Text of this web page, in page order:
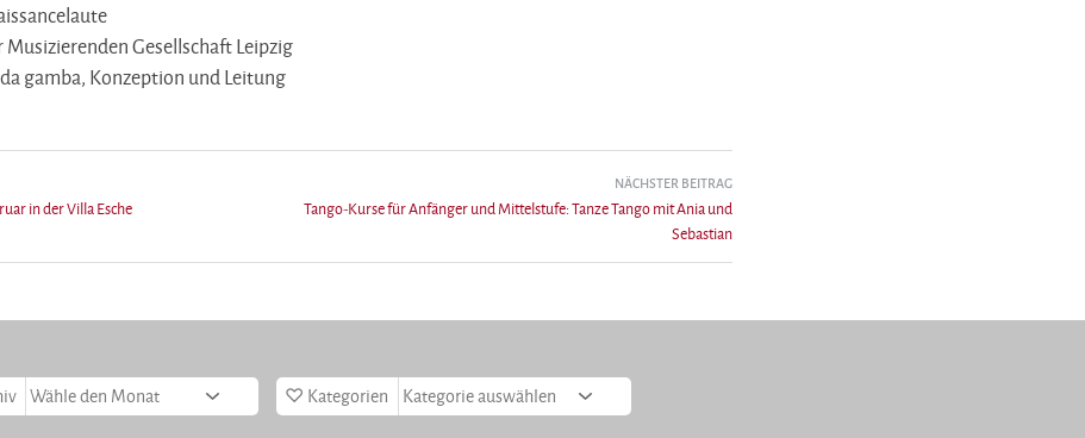
Gesellschaft Leipzig
gamba, Konzeption und Leitung
in der Villa Esche
NÄCHSTER BEITRAG
Tango-Kurse für Anfänger und Mittelstufe: Tanze Tango mit Ania und
Sebastian
Kategorien